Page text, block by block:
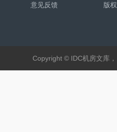
意见反馈
版
Copyright © IDC机房文库